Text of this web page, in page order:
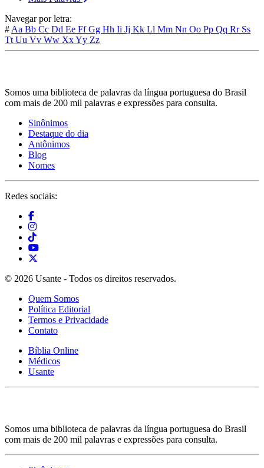
Navegar por letra:
# Aa Bb Cc Dd Ee FfGg Hh Ii Jj Kk Ll Mm Nn Oo Pp Qq Rr Ss
Tt Uu Vv Ww XxYy Zz
Somos uma biblioteca de palavras da língua portuguesa do Brasil
com mais de 200 mil palavras e expressões para consulta.
Sinônimos
Destaque do dia
Antônimos
Blog
Nomes
Redes sociais:
© 2026 Usante - Todos os direitos reservados.
Quem Somos
Política Editorial
Termos e Privacidade
Contato
Bíblia Online
Médicos
Usante
Somos uma biblioteca de palavras da língua portuguesa do Brasil
com mais de 200 mil palavras e expressões para consulta.